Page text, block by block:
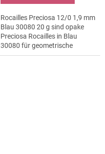
Rocailles Preciosa 12/0 1,9 mm
Blau 30080 20 g sind opake
Preciosa Rocailles in Blau
30080 für geometrische
Muster. Die Größe 12/0 mit 1,9